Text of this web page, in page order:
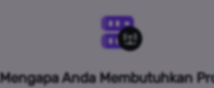
Mengapa Anda Membutuhkan